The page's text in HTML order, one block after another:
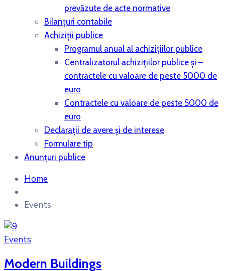
prevăzute de acte normative
Bilanţuri contabile
Achiziţii publice
Programul anual al achiziţiilor publice
Centralizatorul achiziţiilor publice şi –
contractele cu valoare de peste 5000 de
euro
Contractele cu valoare de peste 5000 de
euro
Declaraţii de avere şi de interese
Formulare tip
Anunțuri publice
Home
Events
Events
Modern Buildings